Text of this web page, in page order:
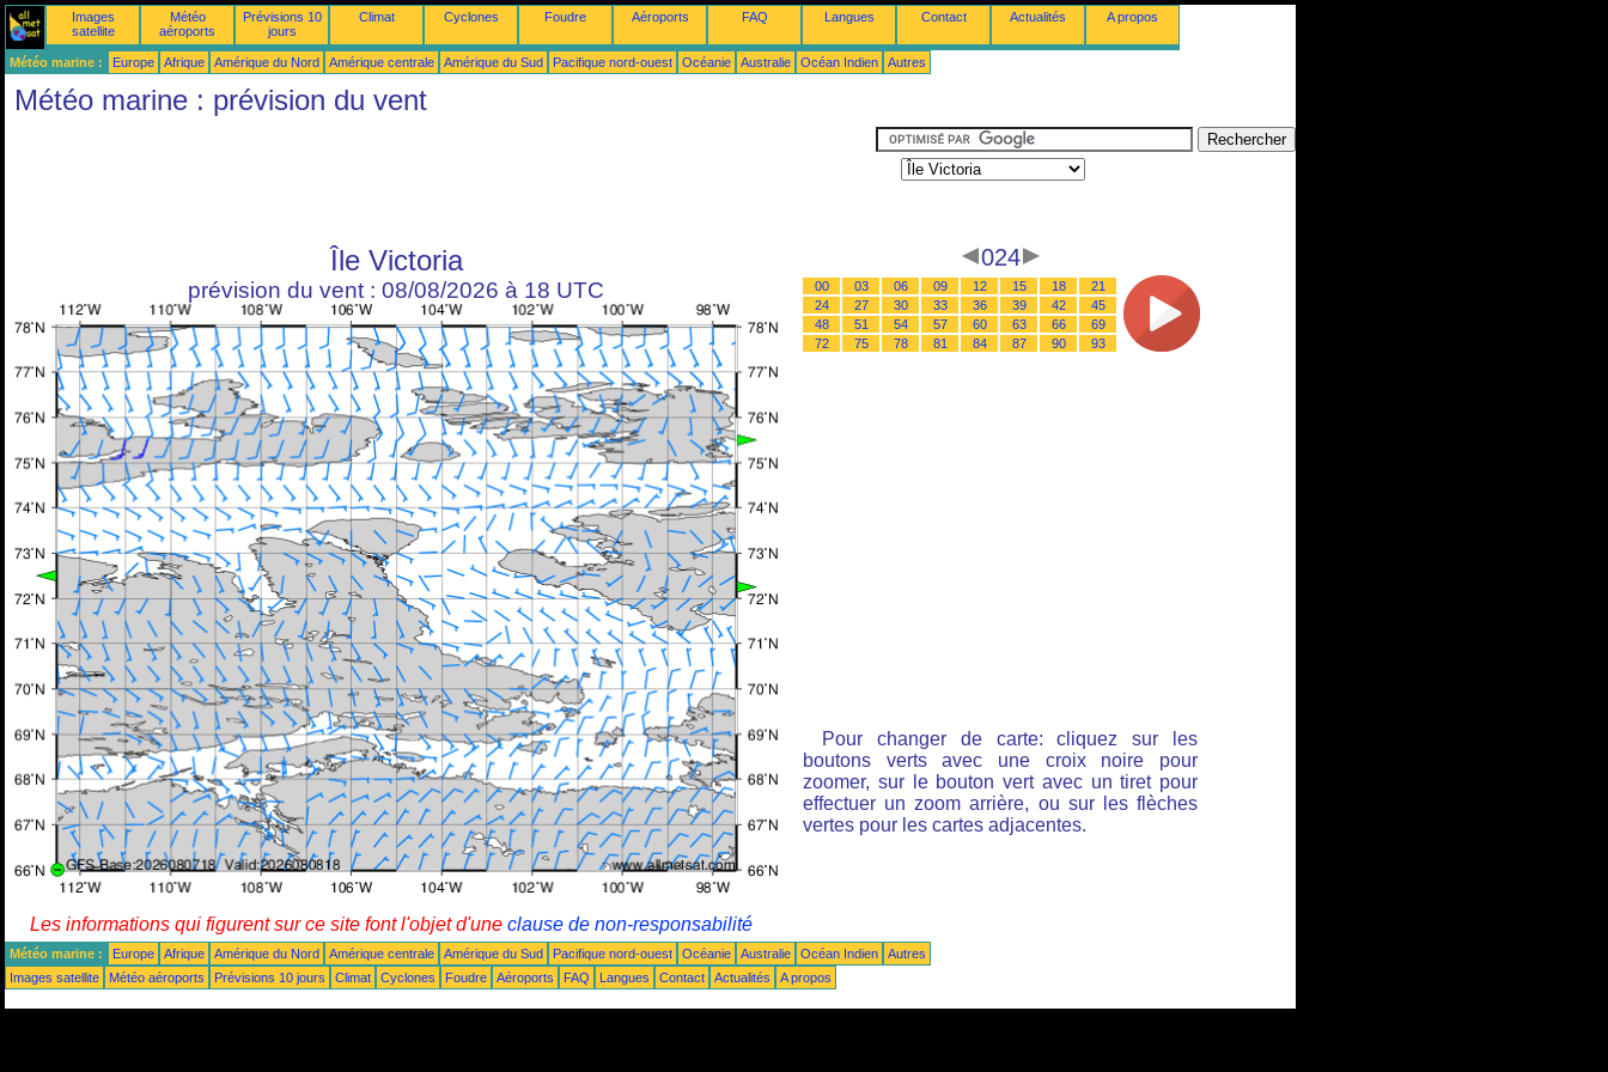
Images
satellite
Météo
aéroports
Prévisions 10
jours
Climat Cyclones Foudre Aéroports FAQ Langues Contact Actualités A propos
Météo marine : Europe Afrique Amérique du Nord Amérique centrale Amérique du Sud Pacifique nord-ouest Océanie Australie Océan Indien Autres
Météo marine : prévision du vent
Île Victoria
prévision du vent : 08/08/2026 à 18 UTC
024
00 03 06 09 12 15 18
21
24
27 30 33 36 39 42
45
48
51 54 57 60 63 66
69
72
75 78 81 84 87 90 93
Pour changer de carte: cliquez sur les
boutons verts avec une croix noire pour
zoomer, sur le bouton vert avec un tiret pour
effectuer un zoom arrière, ou sur les flèches
vertes pour les cartes adjacentes.
Les informations qui figurent sur ce site font l'objet d'une clause de non-responsabilité
Météo marine : Europe Afrique Amérique du Nord Amérique centrale Amérique du Sud Pacifique nord-ouest Océanie Australie Océan Indien
Autres
Images satellite
Météo aéroports Prévisions 10 jours Climat Cyclones Foudre Aéroports FAQ Langues Contact Actualités A propos